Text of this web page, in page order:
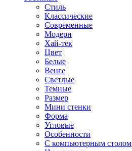
Стиль
Классические
Современные
Модерн
Хай-тек
Цвет
Белые
Венге
Светлые
Темные
Размер
Мини стенки
Форма
Угловые
Особенности
С компьютерным столом